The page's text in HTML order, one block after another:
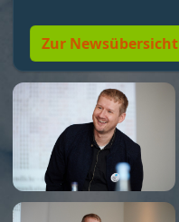
Zur Newsübersicht